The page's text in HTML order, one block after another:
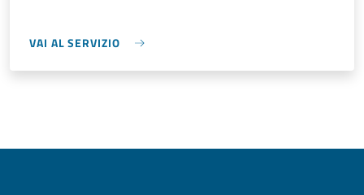
VAI AL SERVIZIO